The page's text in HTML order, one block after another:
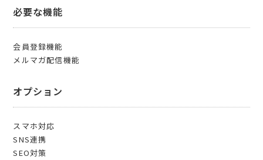
必要な機能
会員登録機能
メルマガ配信機能
オプション
スマホ対応
SNS連携
SEO対策